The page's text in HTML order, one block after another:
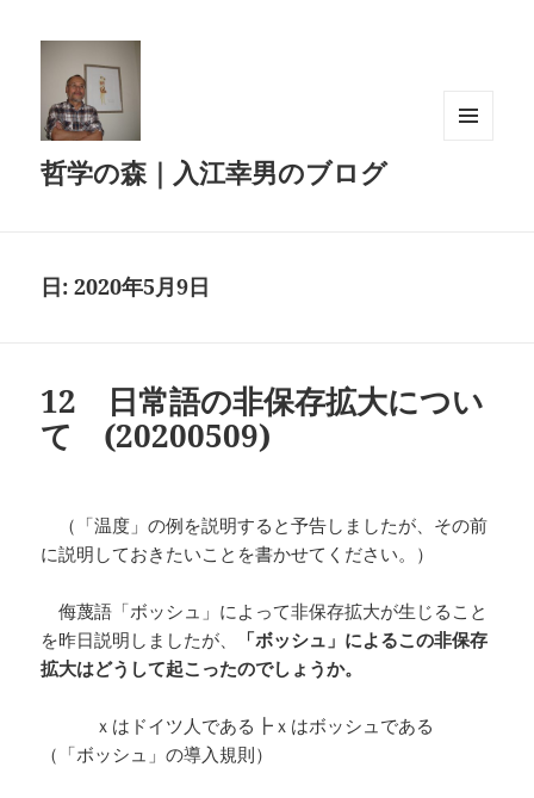
哲学の森｜入江幸男のブログ
日:2020年5月9日
12 日常語の非保存拡大につい
て (20200509)
（「温度」の例を説明すると予告しましたが、その前
に説明しておきたいことを書かせてください。）
侮蔑語「ボッシュ」によって非保存拡大が生じること
を昨日説明しましたが、
「ボッシュ」によるこの非保存
拡大はどうして起こったのでしょうか。
ｘはドイツ人である┣ｘはボッシュである
（「ボッシュ」の導入規則）